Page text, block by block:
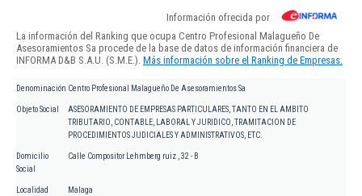
Información ofrecida por
La información del Ranking que ocupa Centro Profesional Malagueño De
Asesoramientos Sa procede de la base de datos de información financiera de
INFORMA D&B S.A.U. (S.M.E.). Más información sobre el Ranking de Empresas.
Denominación Centro Profesional Malagueño De Asesoramientos Sa
Objeto Social
ASESORAMIENTO DE EMPRESAS PARTICULARES, TANTO EN EL AMBITO
TRIBUTARIO, CONTABLE, LABORAL Y JURIDICO, TRAMITACION DE
PROCEDIMIENTOS JUDICIALES Y ADMINISTRATIVOS, ETC.
Domicilio
Social
Calle Compositor Lehmberg ruiz , 32 - B
Localidad Malaga